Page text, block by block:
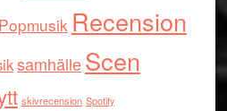
Popmusik Recension
samhälleScen
skivrecension Spotify